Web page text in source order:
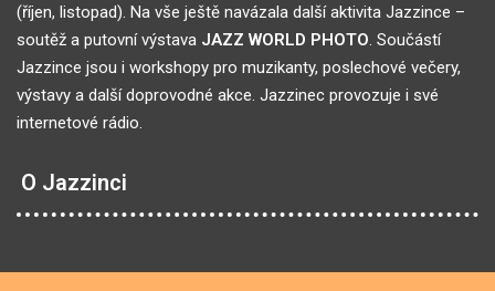
(říjen, listopad). Na vše ještě navázala další aktivita Jazzince –
soutěž a putovní výstava JAZZ WORLD PHOTO. Součástí
Jazzince jsou i workshopy pro muzikanty, poslechové večery,
výstavy a další doprovodné akce. Jazzinec provozuje i své
internetové rádio.
O Jazzinci